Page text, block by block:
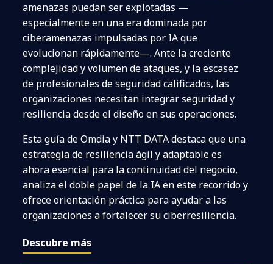
amenazas puedan ser explotadas —
especialmente en una era dominada por
ciberamenazas impulsadas por IA que
evolucionan rápidamente—. Ante la creciente
complejidad y volumen de ataques, y la escasez
de profesionales de seguridad calificados, las
organizaciones necesitan integrar seguridad y
resiliencia desde el diseño en sus operaciones.
Esta guía de Omdia y NTT DATA destaca que una
estrategia de resiliencia ágil y adaptable es
ahora esencial para la continuidad del negocio,
analiza el doble papel de la IA en este recorrido y
ofrece orientación práctica para ayudar a las
organizaciones a fortalecer su ciberresiliencia.
Descubre más